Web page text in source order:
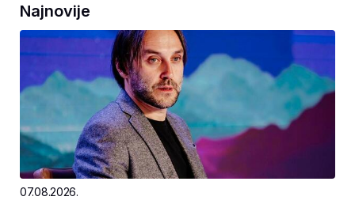
Najnovije
07.08.2026.